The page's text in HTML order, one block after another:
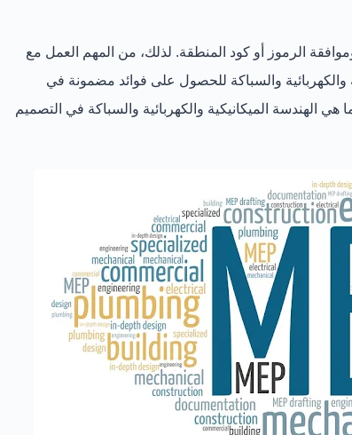
الرموز أو كود المنطقة. لذلك، من المهم العمل مع
والسباكة للحصول على فوائد مضمونة في
الهندسة الميكانيكية والكهربائية والسباكة في التصميم